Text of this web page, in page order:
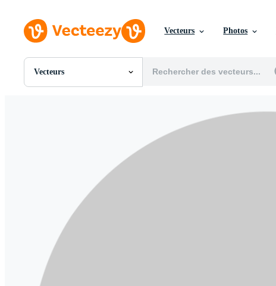
Vecteurs Photos
Vecteurs
Toutes Images
Motion graphics
Images Éditoriales
Événements Éditoriaux